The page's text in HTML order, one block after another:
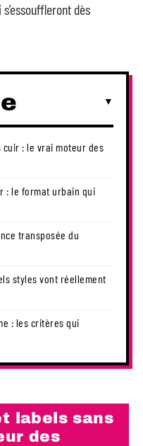
dès
: le vrai moteur des
: le format urbain qui
transposée du
styles vont réellement
: les critères qui
labels sans
des